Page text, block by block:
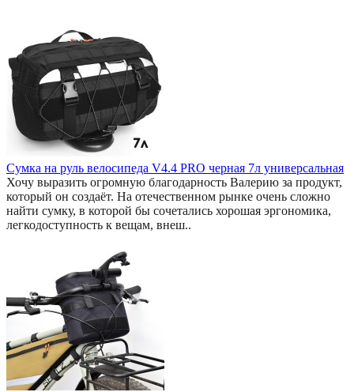
Сумка на руль велосипеда V4.4 PRO черная 7л универсальная
Хочу выразить огромную благодарность Валерию за продукт,
который он создаёт. На отечественном рынке очень сложно
найти сумку, в которой бы сочетались хорошая эргономика,
легкодоступность к вещам, внеш..